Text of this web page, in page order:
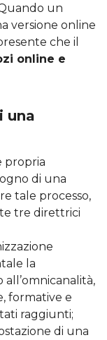
un
versione online
che il
online e
una
propria
di una
tale processo,
tre direttrici
la
formative e
raggiunti;
di una